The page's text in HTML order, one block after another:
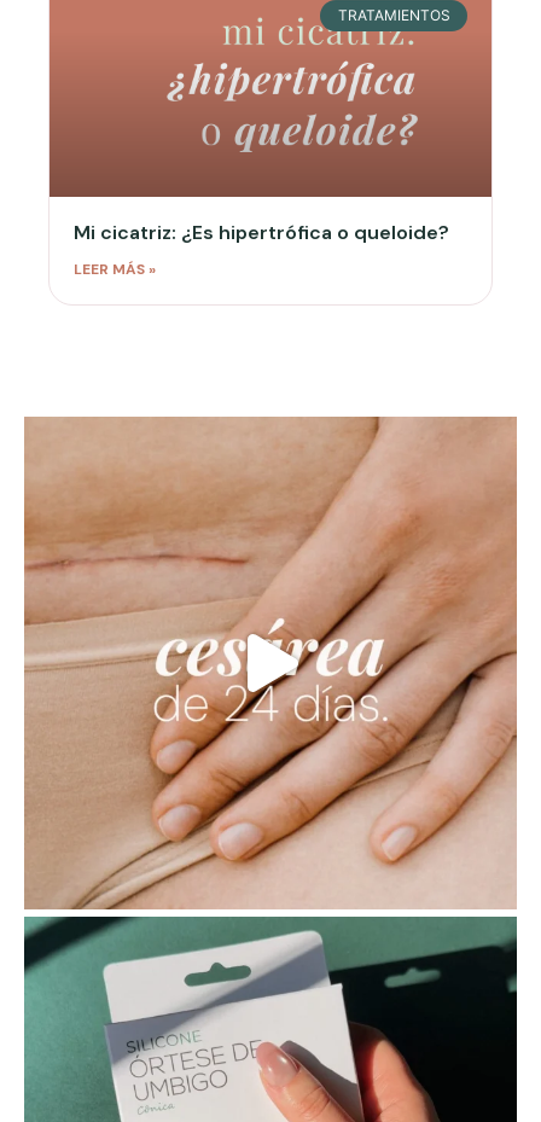
TRATAMIENTOS
Mi cicatriz: ¿Es hipertrófica o queloide?
LEER MÁS »